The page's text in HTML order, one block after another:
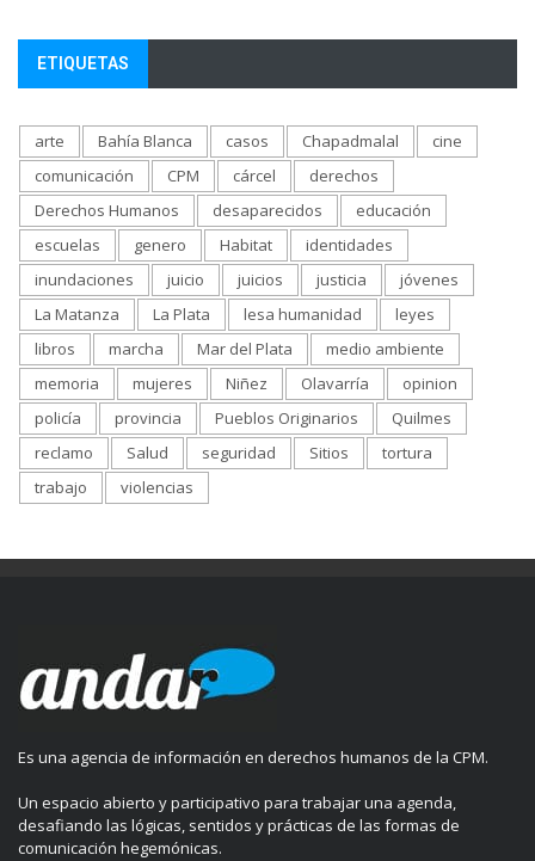
ETIQUETAS
arte Bahía Blanca casos Chapadmalal
cine
comunicación
CPM cárcel
derechos
Derechos Humanos
desaparecidos
educación
escuelas
genero Habitat
identidades
inundaciones
juicio juicios justicia
jóvenes
La Matanza
La Plata lesa humanidad
leyes
libros
marcha Mar del Plata
medio ambiente
memoria
mujeres Niñez Olavarría
opinion
policía
provincia Pueblos Originarios
Quilmes
reclamo
Salud seguridad Sitios
tortura
trabajo
violencias
Es una agencia de información en derechos humanos de la CPM.
Un espacio abierto y participativo para trabajar una agenda,
desafiando las lógicas, sentidos y prácticas de las formas de
comunicación hegemónicas.